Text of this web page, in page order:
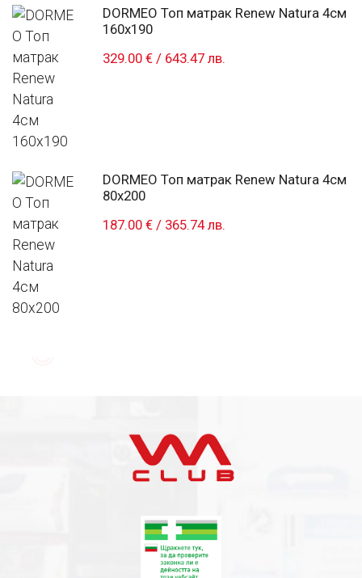
DORMEO Топ матрак Renew Natura 4см
160x190
329.00 € / 643.47 лв.
DORMEO Топ матрак Renew Natura 4см
80x200
187.00 € / 365.74 лв.